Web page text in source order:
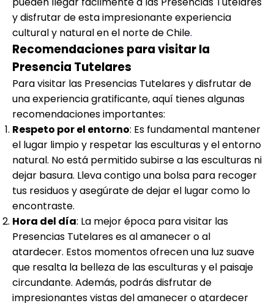
y disfrutar de esta impresionante experiencia
cultural y natural en el norte de Chile.
Recomendaciones para visitar la
Presencia Tutelares
Para visitar las Presencias Tutelares y disfrutar de
una experiencia gratificante, aquí tienes algunas
recomendaciones importantes:
Respeto por el entorno: Es fundamental mantener
el lugar limpio y respetar las esculturas y el entorno
natural. No está permitido subirse a las esculturas ni
dejar basura. Lleva contigo una bolsa para recoger
tus residuos y asegúrate de dejar el lugar como lo
encontraste.
Hora del día: La mejor época para visitar las
Presencias Tutelares es al amanecer o al
atardecer. Estos momentos ofrecen una luz suave
que resalta la belleza de las esculturas y el paisaje
circundante. Además, podrás disfrutar de
impresionantes vistas del amanecer o atardecer